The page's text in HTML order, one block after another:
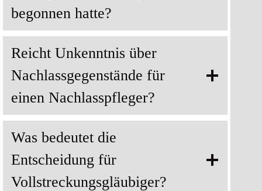
begonnen hatte?
Reicht Unkenntnis über
Nachlassgegenstände für
einen Nachlasspfleger?
Was bedeutet die
Entscheidung für
Vollstreckungsgläubiger?